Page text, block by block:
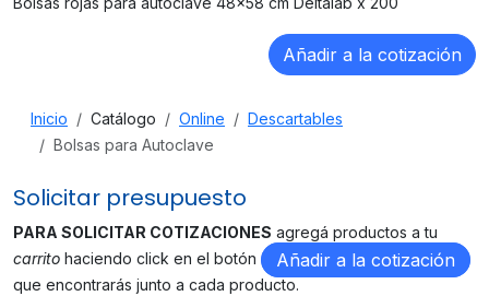
Inicio Catálogo Online
Descartables
Bolsas para Autoclave
Solicitar presupuesto
PARA SOLICITAR COTIZACIONES agregá productos a tu
carrito haciendo click en el botón Añadir a la cotización
que encontrarás junto a cada producto.